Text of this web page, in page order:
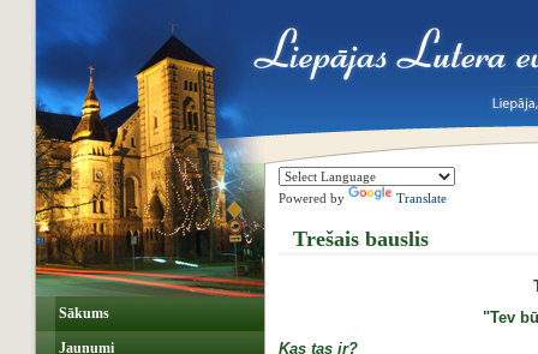
Sākums
Jaunumi
Powered by Translate
Trešais bauslis
"Tev
Kas tas ir?